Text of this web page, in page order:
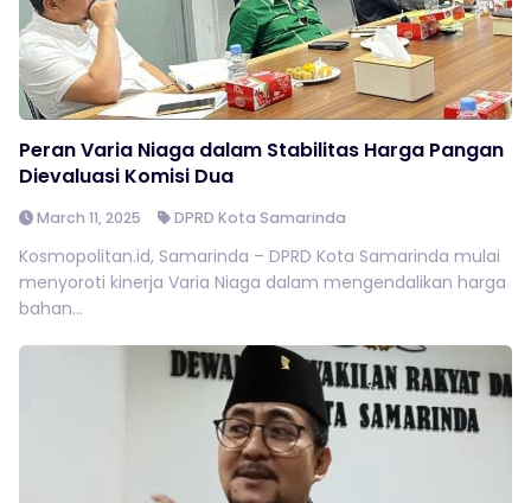
Peran Varia Niaga dalam Stabilitas Harga Pangan
Dievaluasi Komisi Dua
March 11, 2025 DPRD Kota Samarinda
Kosmopolitan.id, Samarinda – DPRD Kota Samarinda mulai
menyoroti kinerja Varia Niaga dalam mengendalikan harga
bahan...